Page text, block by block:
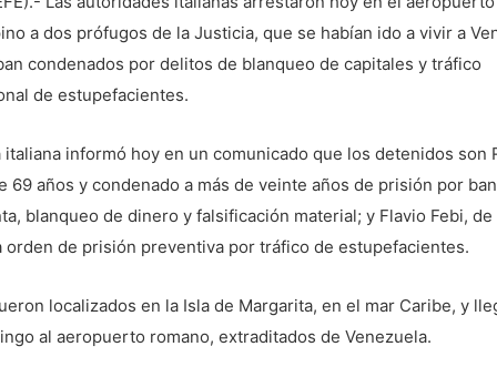
a dos prófugos de la Justicia, que se habían ido a vivir a
condenados por delitos de blanqueo de capitales y tráfico
de estupefacientes.
italiana informó hoy en un comunicado que los detenidos son
69 años y condenado a más de veinte años de prisión por
blanqueo de dinero y falsificación material; y Flavio Febi,
orden de prisión preventiva por tráfico de estupefacientes.
localizados en la Isla de Margarita, en el mar Caribe, y
al aeropuerto romano, extraditados de Venezuela.